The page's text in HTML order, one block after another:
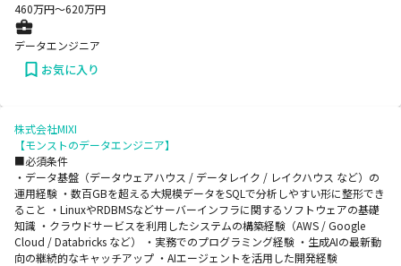
460万円〜620万円
データエンジニア
お気に入り
株式会社MIXI
【モンストのデータエンジニア】
■必須条件
・データ基盤（データウェアハウス / データレイク / レイクハウス など）の
運用経験 ・数百GBを超える大規模データをSQLで分析しやすい形に整形でき
ること ・LinuxやRDBMSなどサーバーインフラに関するソフトウェアの基礎
知識 ・クラウドサービスを利用したシステムの構築経験（AWS / Google
Cloud / Databricks など） ・実務でのプログラミング経験 ・生成AIの最新動
向の継続的なキャッチアップ ・AIエージェントを活用した開発経験